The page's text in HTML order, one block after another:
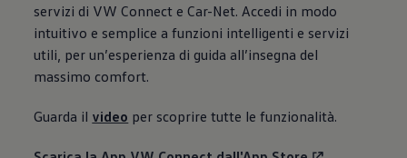
servizi di VW Connect e Car-Net. Accedi in modo
intuitivo e semplice a funzioni intelligenti e servizi
utili, per un’esperienza di guida all’insegna del
massimo comfort.
Guarda il video per scoprire tutte le funzionalità.